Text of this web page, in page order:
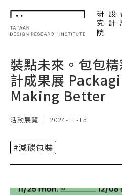
TDRI
單
裝點未來。包包
計成果展
Making Better
活動展覽 | 2024-11-13
#減碳包裝